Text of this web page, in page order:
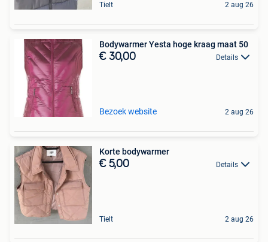
Tielt 2 aug 26
Bodywarmer Yesta hoge kraag maat 50
€ 30,00 Details
Bezoek website 2 aug 26
Korte bodywarmer
€ 5,00 Details
Tielt 2 aug 26